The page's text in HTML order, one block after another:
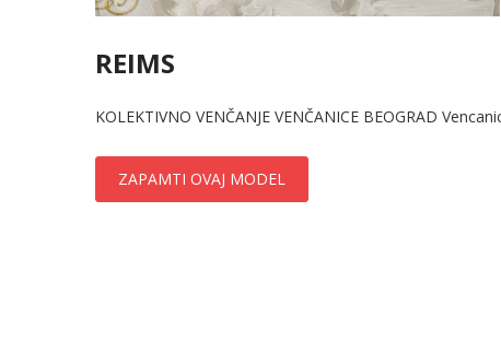
REIMS
KOLEKTIVNO VENČANJE VENČANICE BEOGRAD
ZAPAMTI OVAJ MODEL